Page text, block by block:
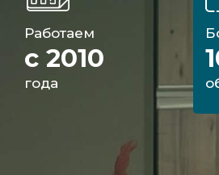
Работаем
с 2010
года